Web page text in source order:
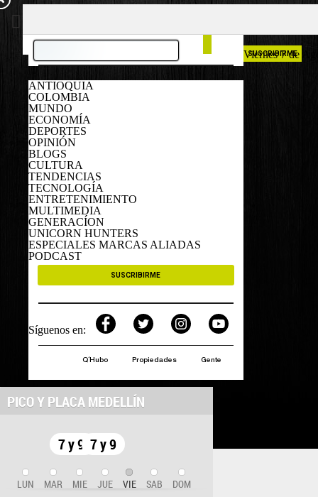
ANTIOQUIA
COLOMBIA
MUNDO
ECONOMÍA
DEPORTES
OPINIÓN
BLOGS
CULTURA
TENDENCIAS
TECNOLOGÍA
ENTRETENIMIENTO
MULTIMEDIA
GENERACÍON
UNICORN HUNTERS
ESPECIALES MARCAS ALIADAS
PODCAST
SUSCRIBIRME
Síguenos en:
Q´Hubo Propiedades Gente
Viernes 7 de
SUSCRIBIRME
PICO Y PLACA MEDELLÍN
7 y 9 7 y 9
LUN MAR MIE JUE VIE SAB DOM